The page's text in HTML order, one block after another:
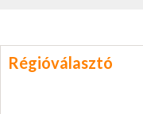
Régióválasztó